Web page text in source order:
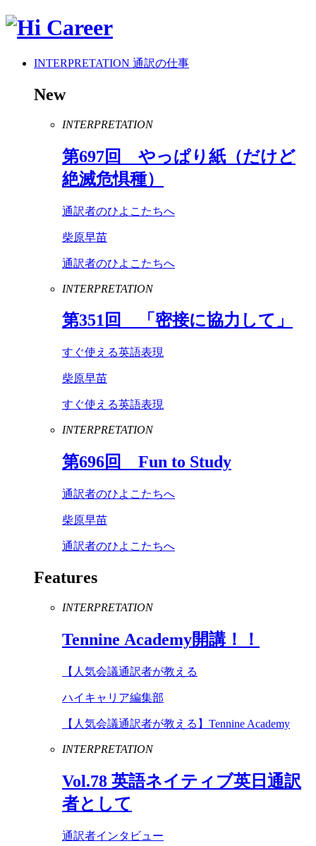
INTERPRETATION 通訳の仕事
New
INTERPRETATION
第697回 やっぱり紙（だけど
絶滅危惧種）
通訳者のひよこたちへ
柴原早苗
通訳者のひよこたちへ
INTERPRETATION
第351回 「密接に協力して」
すぐ使える英語表現
柴原早苗
すぐ使える英語表現
INTERPRETATION
第696回 Fun to Study
通訳者のひよこたちへ
柴原早苗
通訳者のひよこたちへ
Features
INTERPRETATION
Tennine Academy開講！！
【人気会議通訳者が教える
ハイキャリア編集部
【人気会議通訳者が教える】Tennine Academy
INTERPRETATION
Vol.78 英語ネイティブ英日通訳
者として
通訳者インタビュー